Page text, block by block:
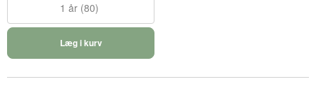
1 år (80)
Læg i kurv